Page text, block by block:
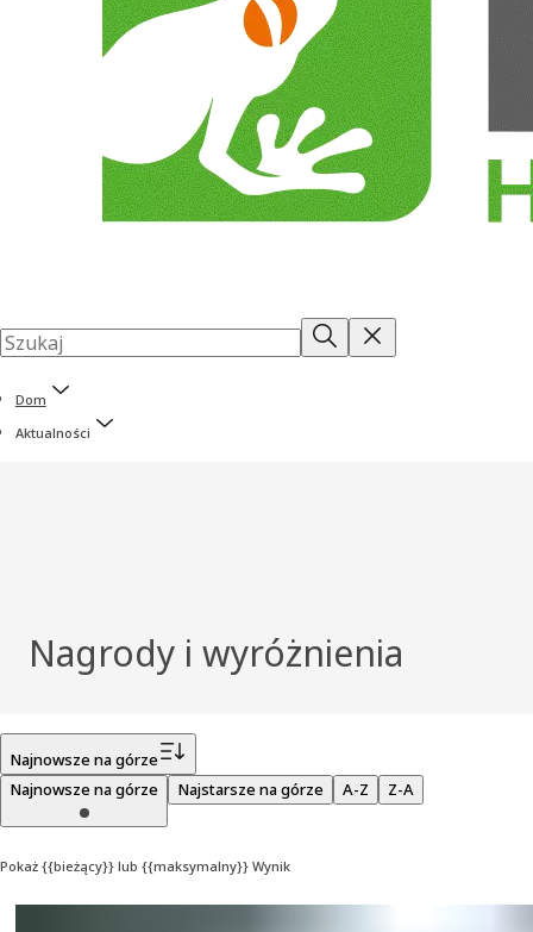
Dom
Aktualności
Nagrody i wyróżnienia
Najnowsze na górze
Najnowsze na górze
Najstarsze na górze A-Z Z-A
Pokaż {{bieżący}} lub {{maksymalny}} Wynik